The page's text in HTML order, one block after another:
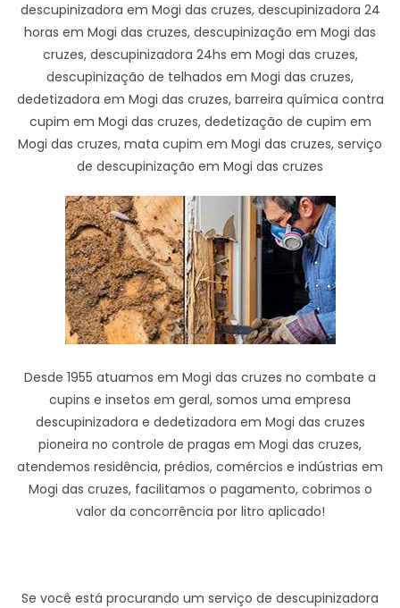
descupinizadora em Mogi das cruzes, descupinizadora 24
horas em Mogi das cruzes, descupinização em Mogi das
cruzes, descupinizadora 24hs em Mogi das cruzes,
descupinização de telhados em Mogi das cruzes,
dedetizadora em Mogi das cruzes, barreira química contra
cupim em Mogi das cruzes, dedetização de cupim em
Mogi das cruzes, mata cupim em Mogi das cruzes, serviço
de descupinização em Mogi das cruzes
Desde 1955 atuamos em Mogi das cruzes no combate a
cupins e insetos em geral, somos uma empresa
descupinizadora e dedetizadora em Mogi das cruzes
pioneira no controle de pragas em Mogi das cruzes,
atendemos residência, prédios, comércios e indústrias em
Mogi das cruzes, facilitamos o pagamento, cobrimos o
valor da concorrência por litro aplicado!
Se você está procurando um serviço de descupinizadora